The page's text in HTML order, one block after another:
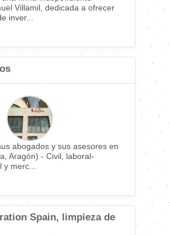
Villamil, dedicada a ofrecer
inver...
abogados y sus asesores en
Aragón) - Civil, laboral-
merc...
Spain, limpieza de